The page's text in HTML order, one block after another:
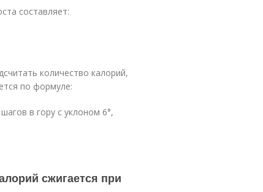
составляет:
количество калорий,
по формуле:
в гору с уклоном 6°,
сжигается при